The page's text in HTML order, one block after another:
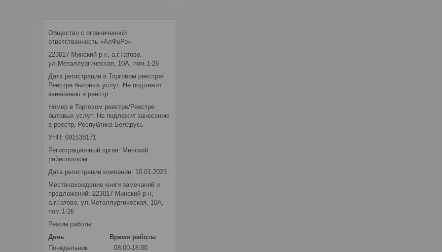
Общество с ограниченной
ответственность «АлФеРо»
223017 Минский р-н, а.г.Гатово,
ул.Металлургическая, 10А, пом.1-26
Дата регистрации в Торговом реестре/
Реестре бытовых услуг: Не подлежит
занесению в реестр
Номер в Торговом реестре/Реестре
бытовых услуг: Не подлежит занесению
в реестр, Республика Беларусь
УНП: 691538171
Регистрационный орган: Минский
райисполком
Дата регистрации компании: 10.01.2023
Местонахождение книги замечаний и
предложений: 223017 Минский р-н,
а.г.Гатово, ул.Металлургическая, 10А,
пом.1-26
Режим работы:
День
Время работы
Понедельник
08:00-18:00